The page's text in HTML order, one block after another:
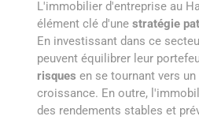
L'immobilier d'entreprise au
élément clé d'une stratégie
En investissant dans ce
peuvent équilibrer leur
risques en se tournant vers
croissance. En outre,
des rendements stables et